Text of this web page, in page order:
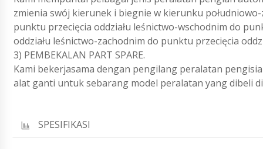
zmienia swój kierunek i biegnie w kierunku
punktu przecięcia oddziału leśnictwo-wschodnim do
oddziału leśnictwo-zachodnim do punktu przecięcia
3) PEMBEKALAN PART SPARE.
Kami bekerjasama dengan pengilang peralatan
alat ganti untuk sebarang model peralatan yang dibeli
SPESIFIKASI